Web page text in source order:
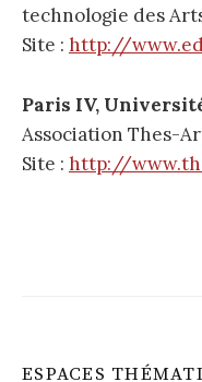
technologie des
Site : http://
Paris IV,
Association Thes-
Site : http://
ESPACES